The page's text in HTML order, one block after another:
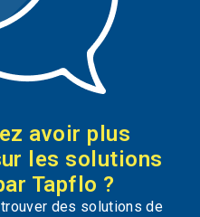
avoir plus
les solutions
Tapflo ?
des solutions de